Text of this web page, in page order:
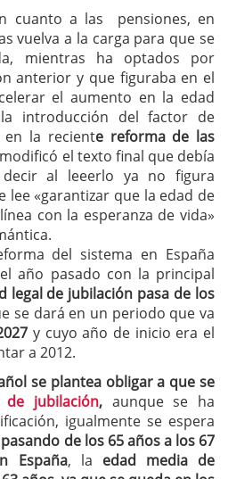
cuanto a las pensiones, en
vuelva a la carga para que se
mientras ha optados por
anterior y que figuraba en el
el aumento en la edad
introducción del factor de
en la reciente reforma de las
el texto final que debía
al leeerlo ya no figura
lee «garantizar que la edad de
con la esperanza de vida»
del sistema en España
año pasado con la principal
legal de jubilación pasa de los
se dará en un periodo que va
y cuyo año de inicio era el
a 2012.
se plantea obligar a que se
de jubilación,aunque se ha
igualmente se espera
de los 65 años a los 67
España, la edad media de